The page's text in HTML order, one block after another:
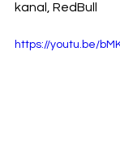
kanal, RedBull
https://youtu.be/